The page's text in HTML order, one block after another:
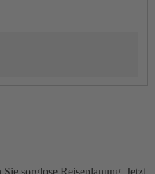
sorglose Reiseplanung. Jetzt